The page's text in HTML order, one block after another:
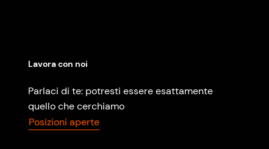
Lavora con noi
Parlaci di te: potresti essere esattamente
quello che cerchiamo
Posizioni aperte